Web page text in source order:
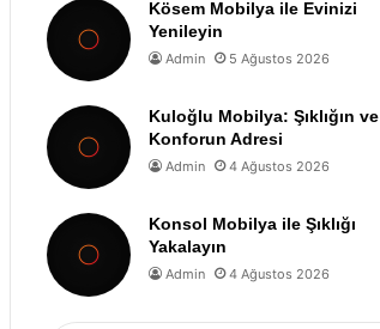
Kösem Mobilya ile Evinizi
Yenileyin
Admin 5 Ağustos 2026
Kuloğlu Mobilya: Şıklığın ve
Konforun Adresi
Admin 4 Ağustos 2026
Konsol Mobilya ile Şıklığı
Yakalayın
Admin 4 Ağustos 2026